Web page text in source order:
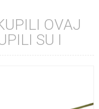
OVAJ
SU I